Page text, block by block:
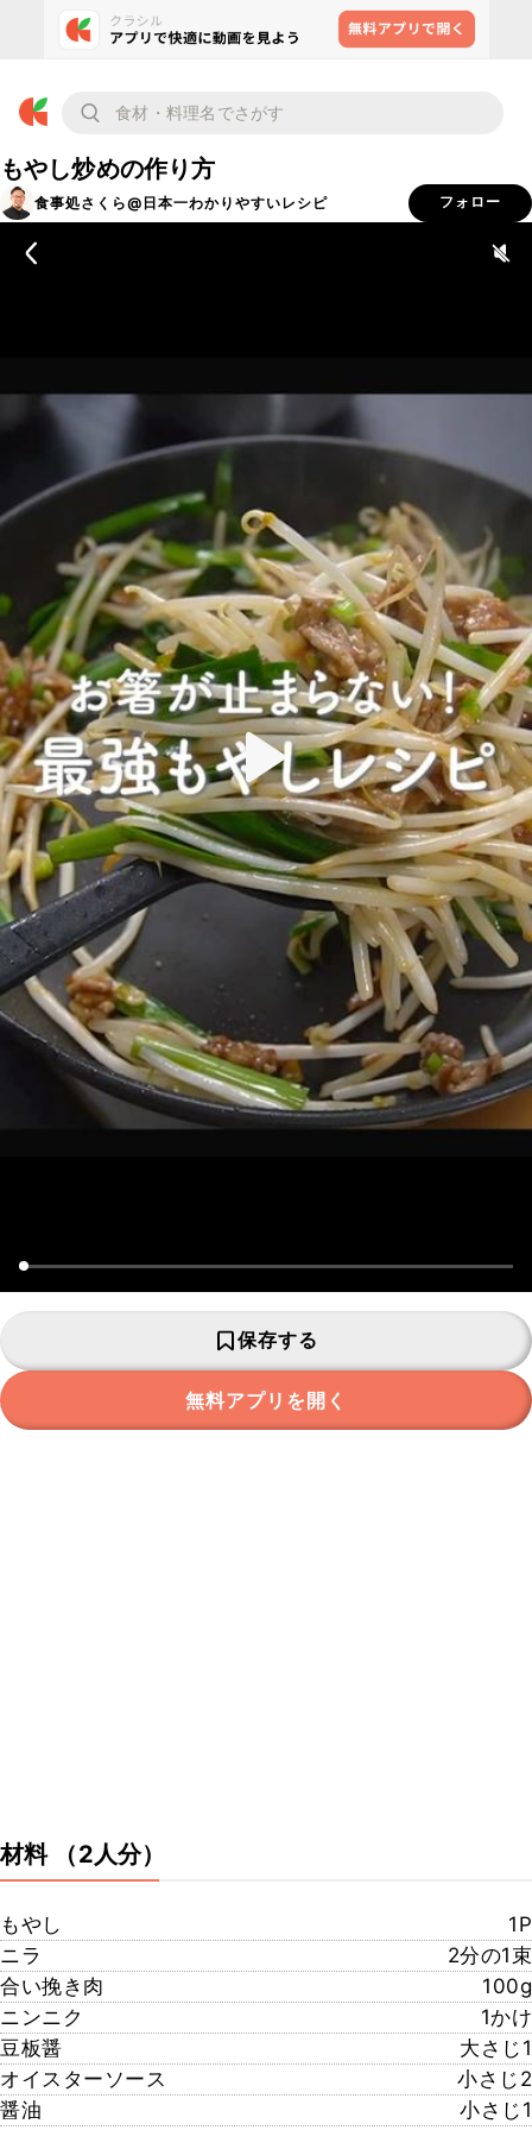
もやし炒めの作り方
食事処さくら@日本一わかりやすいレシピ フォロー
保存する
無料アプリを開く
材料 （2人分）
もやし
1P
ニラ
2分の1束
合い挽き肉
100g
ニンニク
1かけ
豆板醤
大さじ1
オイスターソース
小さじ2
醤油
小さじ1